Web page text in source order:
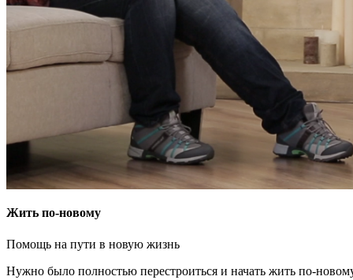
Жить по-новому
Помощь на пути в новую жизнь
Нужно было полностью перестроиться и начать жить по-